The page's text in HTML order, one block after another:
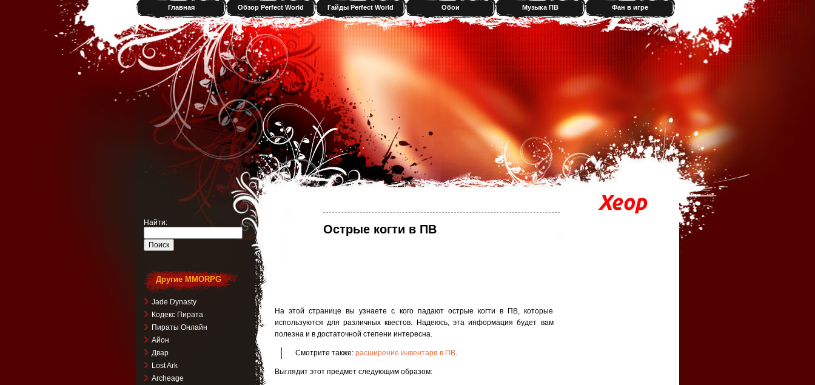
Главная Обзор Perfect World Гайды Perfect World Обои Музыка ПВ Фан в игре
Острые когти в ПВ
На этой странице вы узнаете с кого падают острые когти в ПВ, которые
используются для различных квестов. Надеюсь, эта информация будет вам
полезна и в достаточной степени интересна.
Смотрите также: расширение инвентаря в ПВ.
Выглядит этот предмет следующим образом:
Найти:
Другие MMORPG
Jade Dynasty
Кодекс Пирата
Пираты Онлайн
Айон
Двар
Lost Ark
Archeage